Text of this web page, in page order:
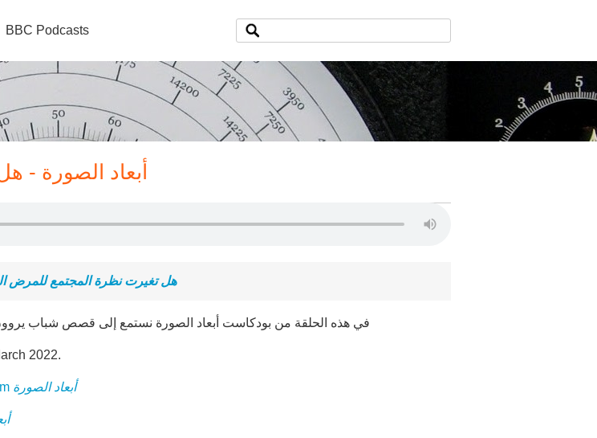
BBC Podcasts
أبعاد الصورة -
هل تغيرت نظرة المجتمع للمرض
في هذه الحلقة من بودكاست أبعاد الصورة نستمع إلى قصص شباب
2022.
أبعاد الصورة